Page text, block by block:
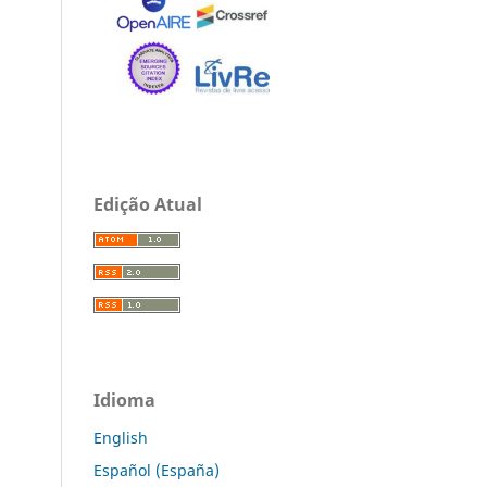
Edição Atual
Idioma
English
Español (España)